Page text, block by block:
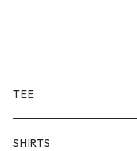
TEE
SHORT SLEEVE
SHIRTS